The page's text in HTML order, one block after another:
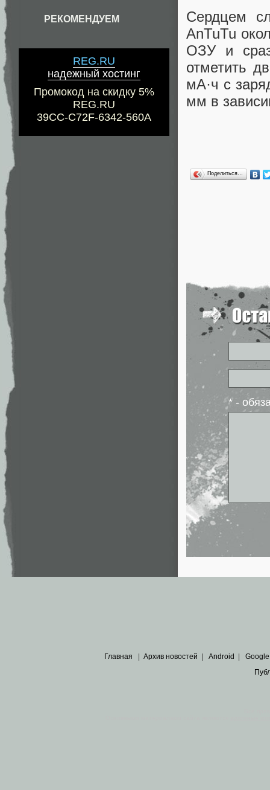
РЕКОМЕНДУЕМ
REG.RU
надежный хостинг
Промокод на скидку 5%
REG.RU
39CC-C72F-6342-560A
Сердцем
AnTuTu
ОЗУ и
отметить
мА·ч с
мм в
Поделиться…
* -
Главная Архив новостей Android Google